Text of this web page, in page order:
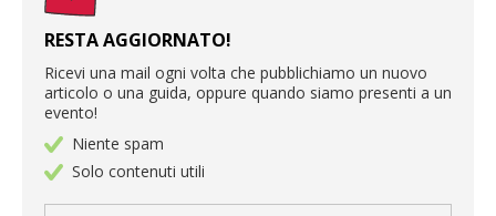
RESTA AGGIORNATO!
Ricevi una mail ogni volta che pubblichiamo un nuovo
articolo o una guida, oppure quando siamo presenti a un
evento!
Niente spam
Solo contenuti utili